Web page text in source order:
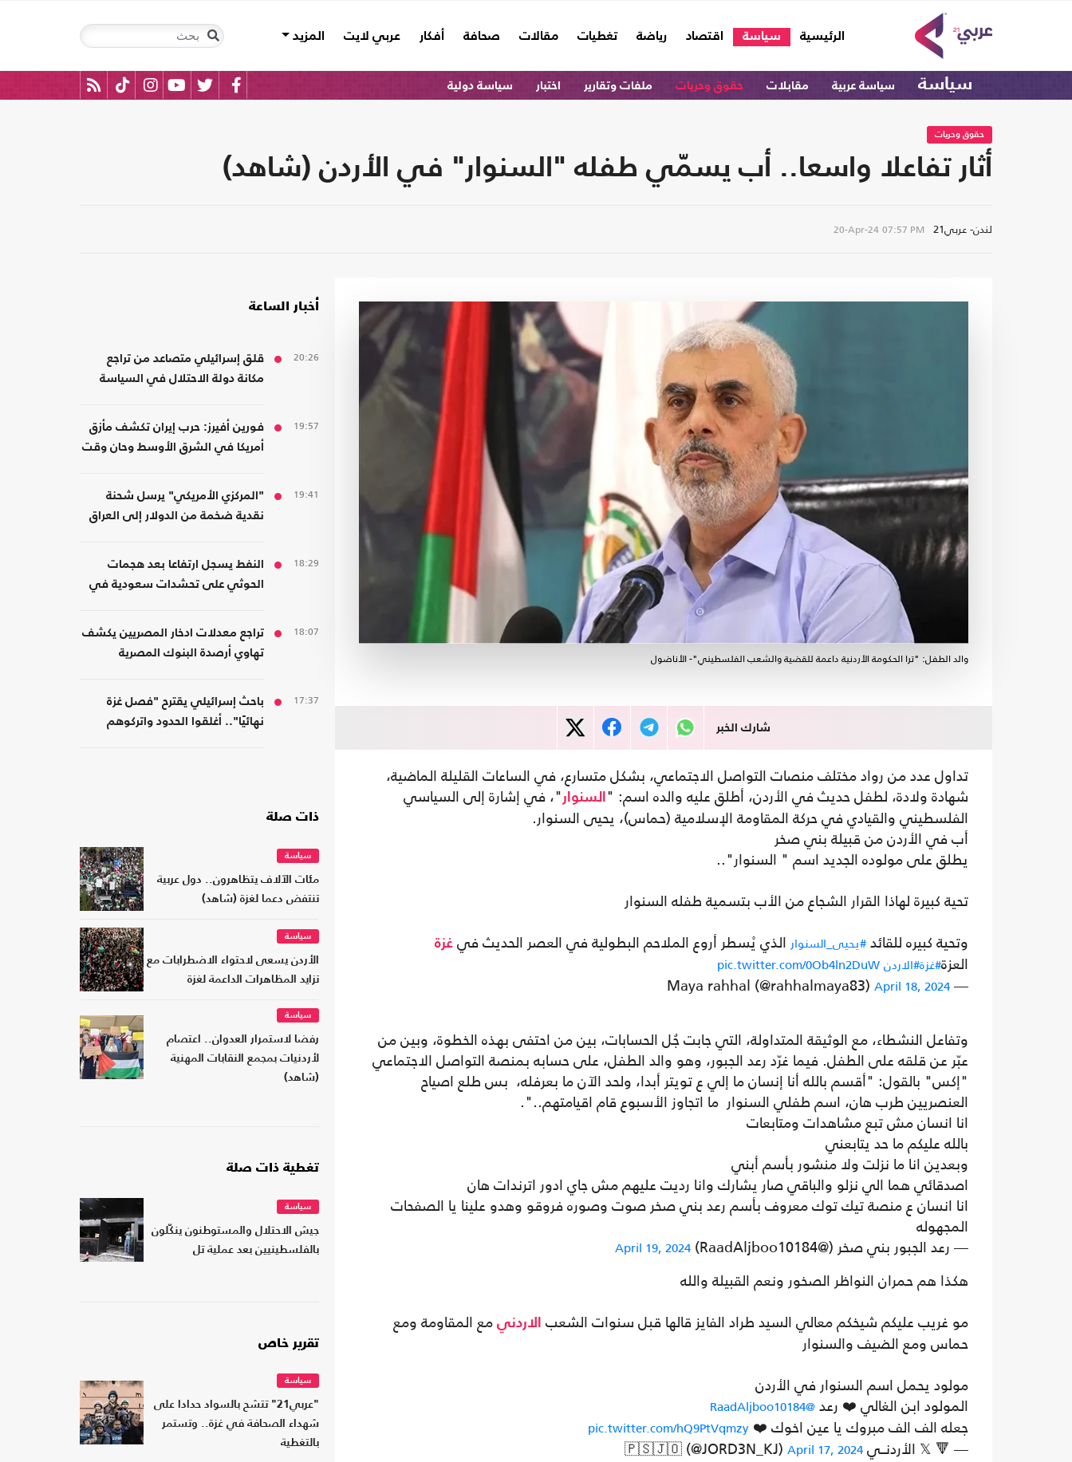
الرئيسية
(current) سياسة اقتصاد رياضة تغطيات مقالات صحافة أفكار عربي لايت المزيد
سياسة سياسة عربية مقابلات حقوق وحريات ملفات وتقارير اختبار سياسة دولية
حقوق وحريات
أثار تفاعلا واسعا.. أب يسمّي طفله "السنوار" في الأردن (شاهد)
لندن- عربي21 20-Apr-24 07:57 PM
والد الطفل: "ترا الحكومة الأردنية داعمة للقضية والشعب الفلسطيني"- الأناضول
شارك الخبر
تداول عدد من رواد مختلف منصات التواصل الاجتماعي، بشكل متسارع، في الساعات القليلة الماضية،
شهادة ولادة، لطفل حديث في الأردن، أطلق عليه والده اسم: " السنوار "، في إشارة إلى السياسي
الفلسطيني والقيادي في حركة المقاومة الإسلامية (حماس)، يحيى السنوار.
أب في الأردن من قبيلة بني صخر
يطلق على مولوده الجديد اسم " السنوار"..
تحية كبيرة لهاذا القرار الشجاع من الأب بتسمية طفله السنوار
وتحية كبيره للقائد #يحيى_السنوار الذي يْسطر أروع الملاحم البطولية في العصر الحديث في غزة
العزة#غزة#الاردن pic.twitter.com/0Ob4ln2DuW
— Maya rahhal (@rahhalmaya83)
April 18, 2024
وتفاعل النشطاء، مع الوثيقة المتداولة، التي جابت جُل الحسابات، بين من احتفى بهذه الخطوة، وبين من
عبّر عن قلقه على الطفل. فيما غرّد رعد الجبور، وهو والد الطفل، على حسابه بمنصة التواصل الاجتماعي
"إكس" بالقول: "أقسم بالله أنا إنسان ما إلي ع تويتر أبدا، ولحد الآن ما بعرفله، بس طلع اصياح
العنصريين طرب هان، اسم طفلي السنوار ما اتجاوز الأسبوع قام اقيامتهم..".
انا انسان مش تبع مشاهدات ومتابعات
بالله عليكم ما حد يتابعني
وبعدين انا ما نزلت ولا منشور بأسم أبني
اصدقائي هما الي نزلو والباقي صار يشارك وانا رديت عليهم مش جاي ادور اترندات هان
انا انسان ع منصة تيك توك معروف بأسم رعد بني صخر صوت وصوره فروقو وهدو علينا يا الصفحات
المجهوله
— رعد الجبور بني صخر (@RaadAljboo10184)
April 19, 2024
هكذا هم حمران النواظر الصخور ونعم القبيلة والله
مو غريب عليكم شيخكم معالي السيد طراد الفايز قالها قبل سنوات الشعب
الاردني مع المقاومة ومع
حماس ومع الضيف والسنوار
مولود يحمل اسم السنوار في الأردن
المولود ابن الغالي ❤️ رعد @RaadAljboo10184
جعله الف الف مبروك يا عين اخوك ❤️ pic.twitter.com/hQ9PtVqmzy
— 🔻 𝕏 الأردنــي 🇵🇸🇯🇴 (@JORD3N_KJ) April 17, 2024
أخبار الساعة
20:26
قلق إسرائيلي متصاعد من تراجع
مكانة دولة الاحتلال في السياسة
19:57
فورين أفيرز: حرب إيران تكشف مأزق
أمريكا في الشرق الأوسط وحان وقت
19:41
"المركزي الأمريكي" يرسل شحنة
نقدية ضخمة من الدولار إلى العراق
18:29
النفط يسجل ارتفاعا بعد هجمات
الحوثي على تحشدات سعودية في
18:07
تراجع معدلات ادخار المصريين يكشف
تهاوي أرصدة البنوك المصرية
17:37
باحث إسرائيلي يقترح "فصل غزة
نهائيًا".. أغلقوا الحدود واتركوهم
ذات صلة
سياسة
مئات الآلاف يتظاهرون.. دول عربية
تنتفض دعما لغزة (شاهد)
سياسة
الأردن يسعى لاحتواء الاضطرابات مع
تزايد المظاهرات الداعمة لغزة
سياسة
رفضا لاستمرار العدوان.. اعتصام
لأردنيات بمجمع النقابات المهنية
(شاهد)
تغطية ذات صلة
سياسة
جيش الاحتلال والمستوطنون ينكّلون
بالفلسطينيين بعد عملية تل
تقرير خاص
سياسة
"عربي21" تتشح بالسواد حدادا على
شهداء الصحافة في غزة.. وتستمر
بالتغطية